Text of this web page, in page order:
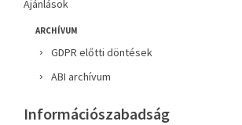
Ajánlások
ARCHÍVUM
GDPR előtti döntések
ABI archívum
Információszabadság